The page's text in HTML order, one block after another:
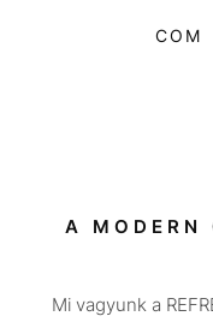
COM
A MODERN
Mi vagyunk a